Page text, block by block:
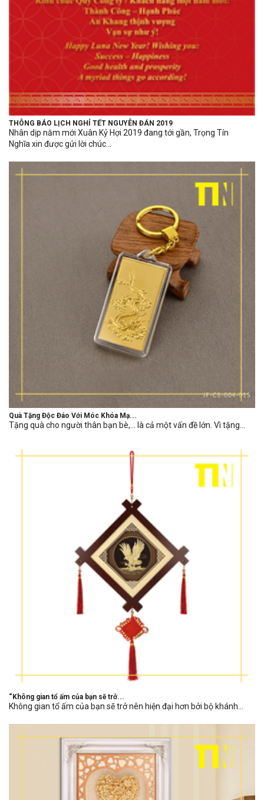
THÔNG BÁO LỊCH NGHỈ TẾT NGUYÊN ĐÁN 2019
Nhân dịp năm mới Xuân Kỷ Hợi 2019 đang tới gần, Trọng Tín
Nghĩa xin được gửi lời chúc...
Quà Tặng Độc Đáo Với Móc Khóa Mạ...
Tặng quà cho người thân bạn bè,… là cả một vấn đề lớn. Vì tặng...
“Không gian tổ ấm của bạn sẽ trở...
Không gian tổ ấm của bạn sẽ trở nên hiện đại hơn bởi bộ khánh...